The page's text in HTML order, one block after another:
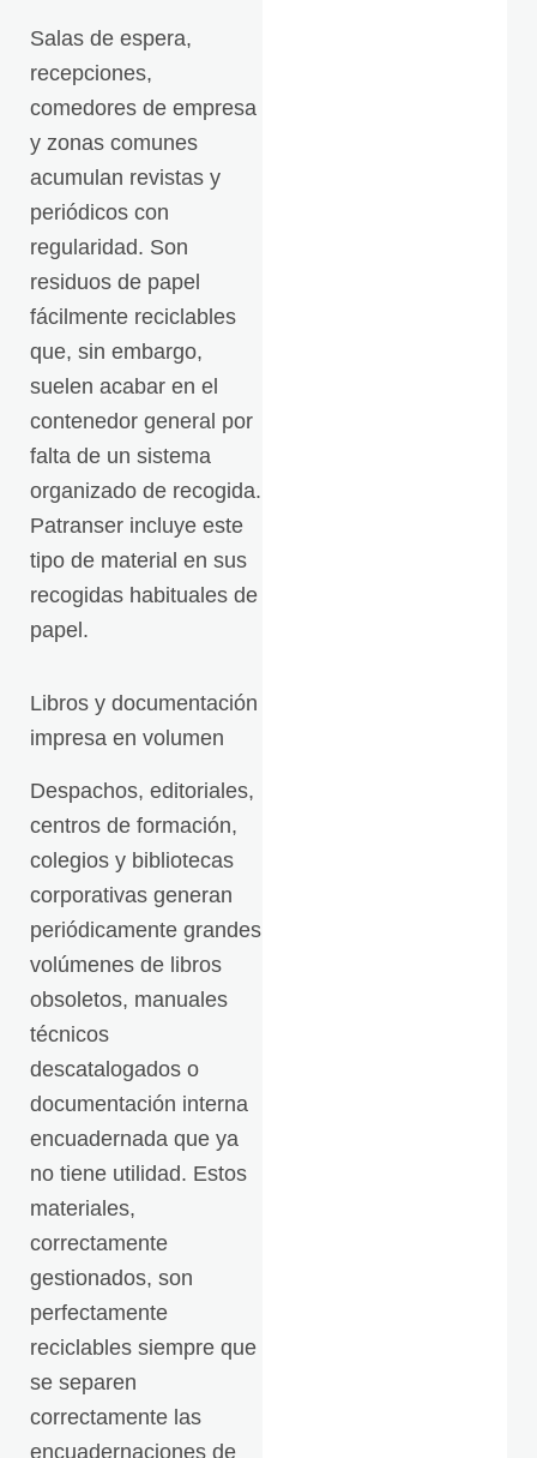
Salas de espera,
recepciones,
comedores de empresa
y zonas comunes
acumulan revistas y
periódicos con
regularidad. Son
residuos de papel
fácilmente reciclables
que, sin embargo,
suelen acabar en el
contenedor general por
falta de un sistema
organizado de recogida.
Patranser incluye este
tipo de material en sus
recogidas habituales de
papel.
Libros y documentación
impresa en volumen
Despachos, editoriales,
centros de formación,
colegios y bibliotecas
corporativas generan
periódicamente grandes
volúmenes de libros
obsoletos, manuales
técnicos
descatalogados o
documentación interna
encuadernada que ya
no tiene utilidad. Estos
materiales,
correctamente
gestionados, son
perfectamente
reciclables siempre que
se separen
correctamente las
encuadernaciones de